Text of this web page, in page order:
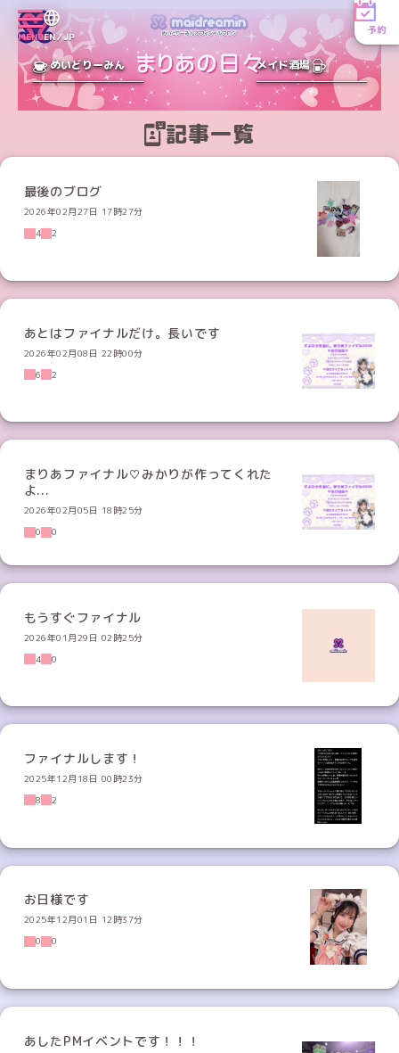
MENUEN／JP
予約
めいどりーみん メイド酒場
記事一覧
最後のブログ
2026年02月27日 17時27分
4
2
あとはファイナルだけ。長いです
2026年02月08日 22時00分
6
2
まりあファイナル♡みかりが作ってくれた
よ...
2026年02月05日 18時25分
0
0
もうすぐファイナル
2026年01月29日 02時25分
4
0
ファイナルします！
2025年12月18日 00時23分
8
2
お日様です
2025年12月01日 12時37分
0
0
あしたPMイベントです！！！